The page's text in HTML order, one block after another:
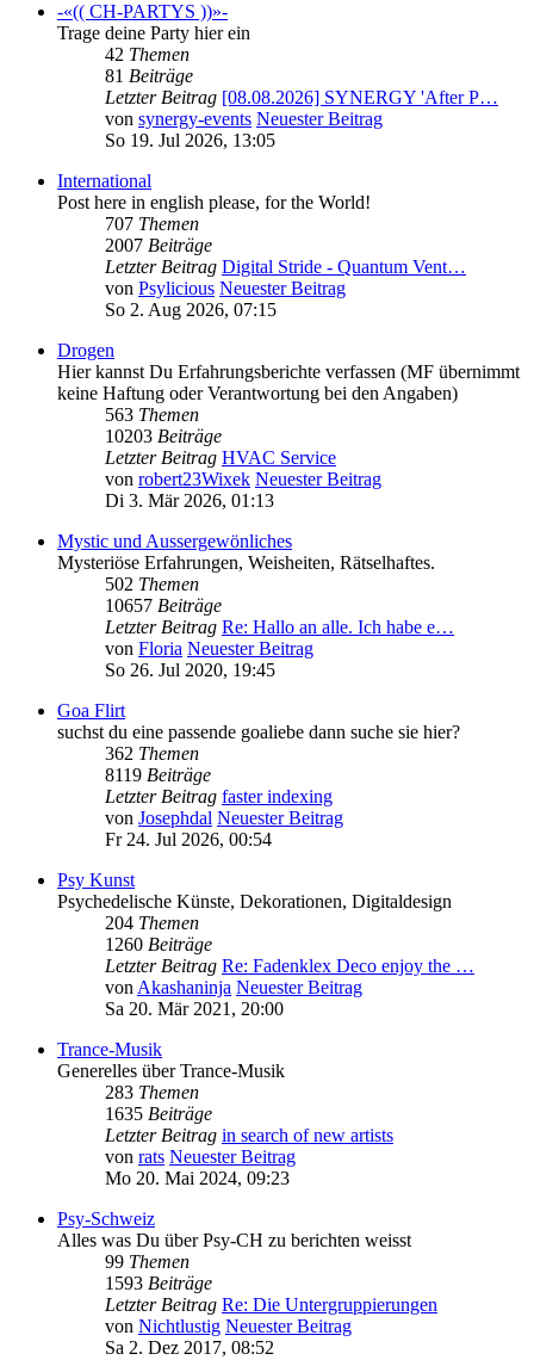
-«(( CH-PARTYS ))»-
Trage deine Party hier ein
42 Themen
81 Beiträge
Letzter Beitrag [08.08.2026] SYNERGY 'After P…
von synergy-events Neuester Beitrag
So 19. Jul 2026, 13:05
International
Post here in english please, for the World!
707 Themen
2007 Beiträge
Letzter Beitrag Digital Stride - Quantum Vent…
von Psylicious Neuester Beitrag
So 2. Aug 2026, 07:15
Drogen
Hier kannst Du Erfahrungsberichte verfassen (MF übernimmt
keine Haftung oder Verantwortung bei den Angaben)
563 Themen
10203 Beiträge
Letzter Beitrag HVAC Service
von robert23Wixek Neuester Beitrag
Di 3. Mär 2026, 01:13
Mystic und Aussergewönliches
Mysteriöse Erfahrungen, Weisheiten, Rätselhaftes.
502 Themen
10657 Beiträge
Letzter Beitrag Re: Hallo an alle. Ich habe e…
von Floria Neuester Beitrag
So 26. Jul 2020, 19:45
Goa Flirt
suchst du eine passende goaliebe dann suche sie hier?
362 Themen
8119 Beiträge
Letzter Beitrag faster indexing
von Josephdal Neuester Beitrag
Fr 24. Jul 2026, 00:54
Psy Kunst
Psychedelische Künste, Dekorationen, Digitaldesign
204 Themen
1260 Beiträge
Letzter Beitrag Re: Fadenklex Deco enjoy the …
vonAkashaninja Neuester Beitrag
Sa 20. Mär 2021, 20:00
Trance-Musik
Generelles über Trance-Musik
283 Themen
1635 Beiträge
Letzter Beitrag in search of new artists
von rats Neuester Beitrag
Mo 20. Mai 2024, 09:23
Psy-Schweiz
Alles was Du über Psy-CH zu berichten weisst
99 Themen
1593 Beiträge
Letzter Beitrag Re: Die Untergruppierungen
von Nichtlustig Neuester Beitrag
Sa 2. Dez 2017, 08:52